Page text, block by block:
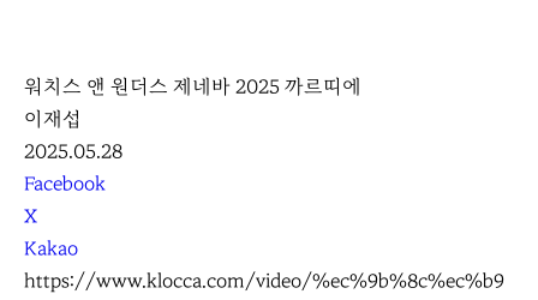
O
워치스 앤 원더스 제네바 2025 까르띠에
이재섭
2025.05.28
S
N
S
S
Facebook
X
Kakao
https://www.klocca.com/video/%ec%9b%8c%ec%b9